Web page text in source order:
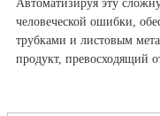
Автоматизируя эту
человеческой ошибки,
трубками и листовым
продукт, превосходящий